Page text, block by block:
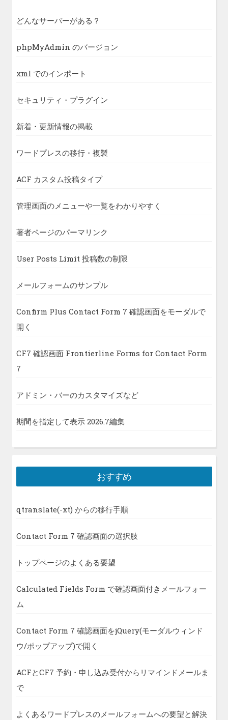
どんなサーバーがある？
phpMyAdmin のバージョン
xml でのインポート
セキュリティ・プラグイン
新着・更新情報の掲載
ワードプレスの移行・複製
ACF カスタム投稿タイプ
管理画面のメニューや一覧をわかりやすく
著者ページのパーマリンク
User Posts Limit 投稿数の制限
メールフォームのサンプル
Confirm Plus Contact Form 7 確認画面をモーダルで
開く
CF7 確認画面 Frontierline Forms for Contact Form
7
アドミン・バーのカスタマイズなど
期間を指定して表示 2026.7編集
おすすめ
qtranslate(-xt) からの移行手順
Contact Form 7 確認画面の選択肢
トップページのよくある要望
Calculated Fields Form で確認画面付きメールフォー
ム
Contact Form 7 確認画面をjQuery(モーダルウィンド
ウ/ポップアップ)で開く
ACFとCF7 予約・申し込み受付からリマインドメールま
で
よくあるワードプレスのメールフォームへの要望と解決